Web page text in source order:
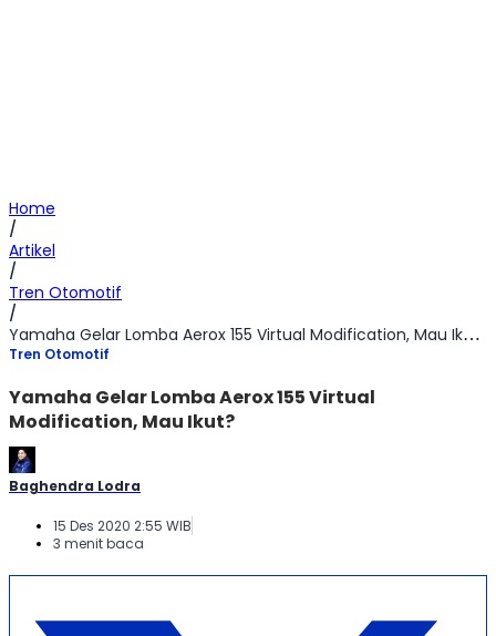
Home
/
Artikel
/
Tren Otomotif
/
Yamaha Gelar Lomba Aerox 155 Virtual Modification, Mau Ikut?
Tren Otomotif
Yamaha Gelar Lomba Aerox 155 Virtual
Modification, Mau Ikut?
Baghendra Lodra
15 Des 2020 2:55 WIB
3 menit baca